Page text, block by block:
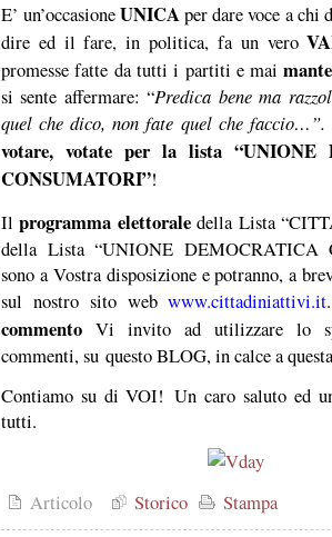
E’ un’occasioneUNICAper dare voce a chi
dire ed il fare, in politica, fa un vero
promesse fatte da tutti i partiti e mai
si sente affermare: “Predica bene ma
quel che dico, non fate quel che faccio…”.
votare, votate per la lista “UNIONE
CONSUMATORI”!
Ilprogramma elettoraledella Lista
della Lista “UNIONE DEMOCRATICA
sono a Vostra disposizione e potranno, a
sul nostro sito webwww.cittadiniattivi.it
commento Vi invito ad utilizzare lo
commenti, su questo BLOG, in calce a
Contiamo su di VOI!Un caro saluto ed
tutti.
Articolo Storico Stampa